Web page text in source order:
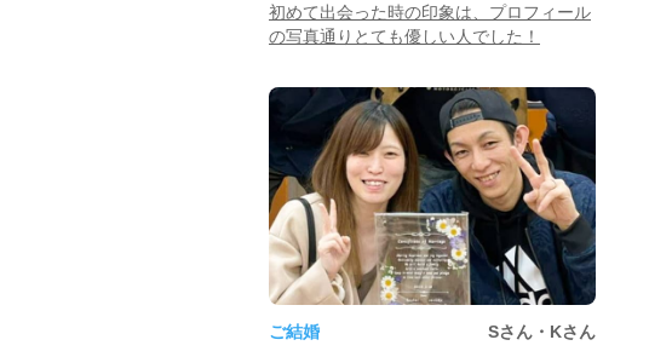
初めて出会った時の印象は、プロフィール
の写真通りとても優しい人でした！
ご結婚
Sさん・Kさん